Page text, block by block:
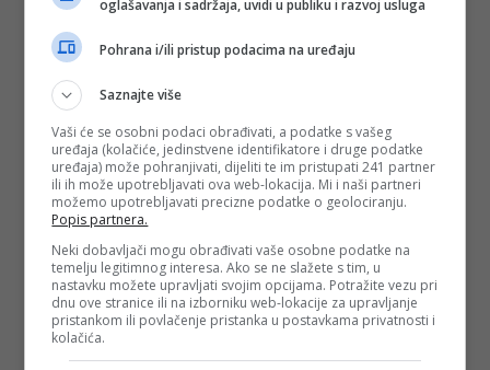
oglašavanja i sadržaja, uvidi u publiku i razvoj usluga
Pohrana i/ili pristup podacima na uređaju
Saznajte više
Vaši će se osobni podaci obrađivati, a podatke s vašeg
uređaja (kolačiće, jedinstvene identifikatore i druge podatke
uređaja) može pohranjivati, dijeliti te im pristupati 241 partner
ili ih može upotrebljavati ova web-lokacija. Mi i naši partneri
možemo upotrebljavati precizne podatke o geolociranju.
Popis partnera.
Neki dobavljači mogu obrađivati vaše osobne podatke na
temelju legitimnog interesa. Ako se ne slažete s tim, u
nastavku možete upravljati svojim opcijama. Potražite vezu pri
dnu ove stranice ili na izborniku web-lokacije za upravljanje
pristankom ili povlačenje pristanka u postavkama privatnosti i
kolačića.